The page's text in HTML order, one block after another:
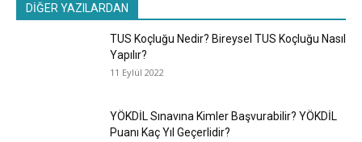
DİĞER YAZILARDAN
TUS Koçluğu Nedir? Bireysel TUS Koçluğu Nasıl
Yapılır?
11 Eylül 2022
YÖKDİL Sınavına Kimler Başvurabilir? YÖKDİL
Puanı Kaç Yıl Geçerlidir?